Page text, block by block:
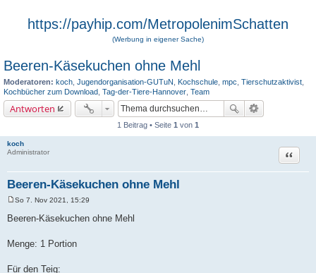
https://payhip.com/MetropolenimSchatten
(Werbung in eigener Sache)
Beeren-Käsekuchen ohne Mehl
Moderatoren: koch Jugendorganisation-GUTuN Kochschule mpc Tierschutzaktivist
Kochbücher zum Download Tag-der-Tiere-Hannover Team
Antworten
1 Beitrag • Seite 1 von 1
koch
Administrator
Beeren-Käsekuchen ohne Mehl
Zitat
i
a
So 7. Nov 2021, 15:29
Beeren-Käsekuchen ohne Mehl
Menge: 1 Portion
Für den Teig: